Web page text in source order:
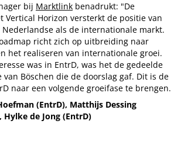
bij Marktlink benadrukt: "De
Vertical Horizon versterkt de positie van
Nederlandse als de internationale markt.
richt zich op uitbreiding naar
het realiseren van internationale groei.
was in EntrD, was het de gedeelde
Böschen die de doorslag gaf. Dit is de
naar een volgende groeifase te brengen.
(EntrD), Matthijs Dessing
de Jong (EntrD)